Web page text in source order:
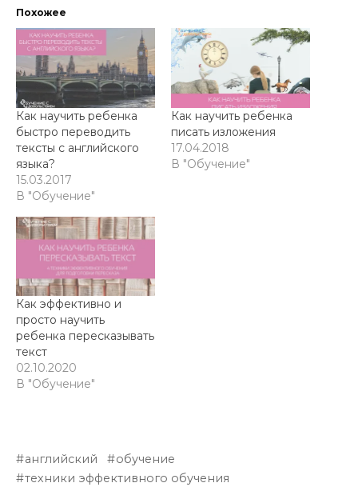
Похожее
Как научить ребенка
быстро переводить
тексты с английского
языка?
15.03.2017
В "Обучение"
Как научить ребенка
писать изложения
17.04.2018
В "Обучение"
Как эффективно и
просто научить
ребенка пересказывать
текст
02.10.2020
В "Обучение"
английский
обучение
техники эффективного обучения